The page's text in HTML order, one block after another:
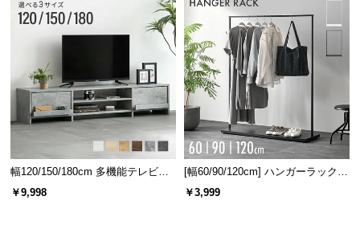
幅120/150/180cm 多機能テレビボ
ード 木目/石目調 オープン収納・
￥9,998
[幅60/90/120cm] ハンガーラック
スチール 4段階高さ調節 サイドフ
￥3,999